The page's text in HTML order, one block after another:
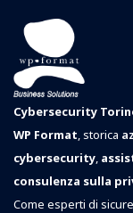
Cybersecurity
WP Format, storica
cybersecurity,
consulenza sulla
Come esperti di